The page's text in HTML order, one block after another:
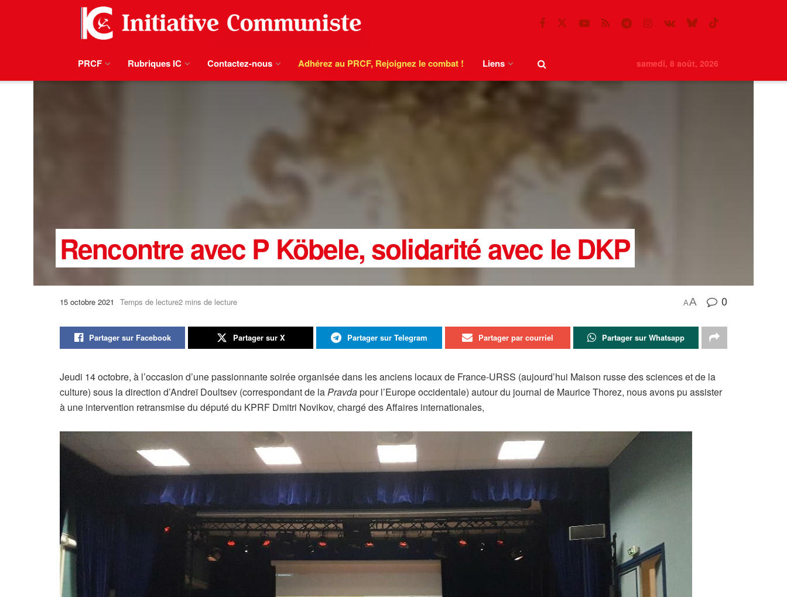
PRCF Rubriques IC Contactez-nous Adhérez au PRCF, Rejoignez le combat ! Liens samedi, 8 août, 2026
Rencontre avec P Köbele, solidarité avec le DKP
15 octobre 2021 Temps de lecture2 mins de lecture AA 0
Partager sur Facebook Partager sur X Partager sur Telegram Partager par courriel Partager sur Whatsapp
Jeudi 14 octobre, à l’occasion d’une passionnante soirée organisée dans les anciens locaux de France-URSS (aujourd’hui Maison russe des sciences et de la
culture) sous la direction d’Andreï Doultsev (correspondant de laPravdapour l’Europe occidentale) autour du journal de Maurice Thorez, nous avons pu assister
à une intervention retransmise du député du KPRF Dmitri Novikov, chargé des Affaires internationales,